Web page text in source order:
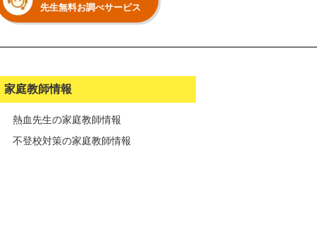
先生無料お調べサービス
家庭教師情報
熱血先生の家庭教師情報
不登校対策の家庭教師情報